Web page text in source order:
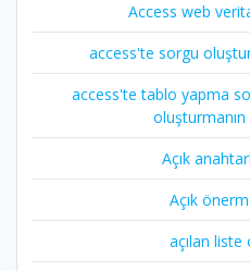
Access web
access'te sorgu
access'te tablo yapma
oluşturmanın
Açık
Açık
açılan